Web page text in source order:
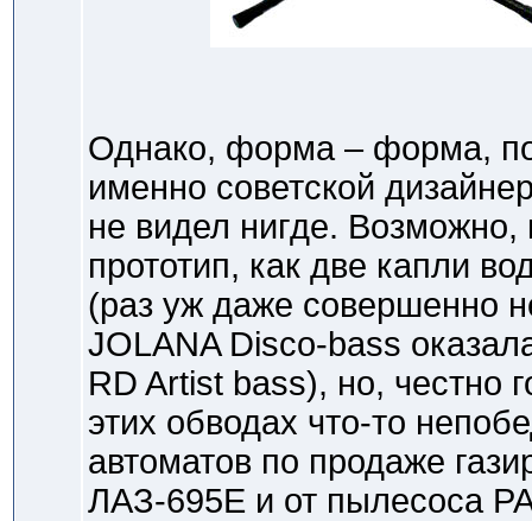
Однако, форма – форма,
именно советской
не видел нигде. Возможно,
прототип, как две капли
(раз уж даже совершенно
JOLANA Disco-bass
RD Artist bass), но, честно
этих обводах что-то
автоматов по продаже
ЛАЗ-695Е и от пылесоса